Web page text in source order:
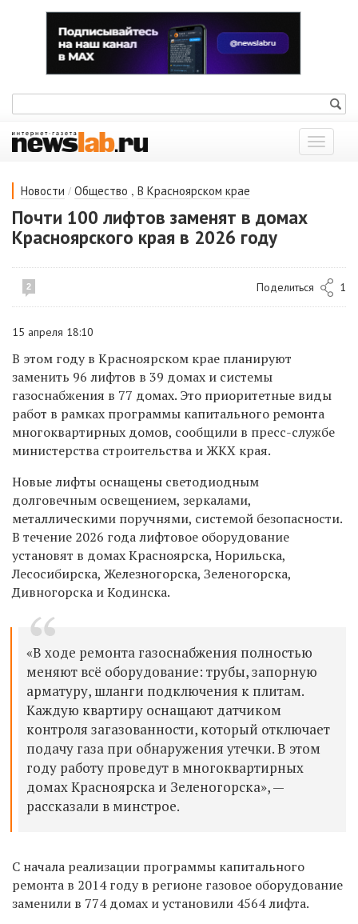
Показать
меню
Новости / Общество , В Красноярском крае
Почти 100 лифтов заменят в домах
Красноярского края в 2026 году
2 Поделиться 1
15 апреля 18:10
В этом году в Красноярском крае планируют
заменить 96 лифтов в 39 домах и системы
газоснабжения в 77 домах. Это приоритетные виды
работ в рамках программы капитального ремонта
многоквартирных домов, сообщили в пресс-службе
министерства строительства и ЖКХ края.
Новые лифты оснащены светодиодным
долговечным освещением, зеркалами,
металлическими поручнями, системой безопасности.
В течение 2026 года лифтовое оборудование
установят в домах Красноярска, Норильска,
Лесосибирска, Железногорска, Зеленогорска,
Дивногорска и Кодинска.
«В ходе ремонта газоснабжения полностью
меняют всё оборудование: трубы, запорную
арматуру, шланги подключения к плитам.
Каждую квартиру оснащают датчиком
контроля загазованности, который отключает
подачу газа при обнаружения утечки. В этом
году работу проведут в многоквартирных
домах Красноярска и Зеленогорска», —
рассказали в минстрое.
С начала реализации программы капитального
ремонта в 2014 годув регионе газовое оборудование
заменили в 774 домах иустановили 4564 лифта.